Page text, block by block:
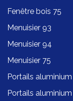
Fenêtre bois 75
Menuisier 93
Menuisier 94
Menuisier 75
Portails
Portails